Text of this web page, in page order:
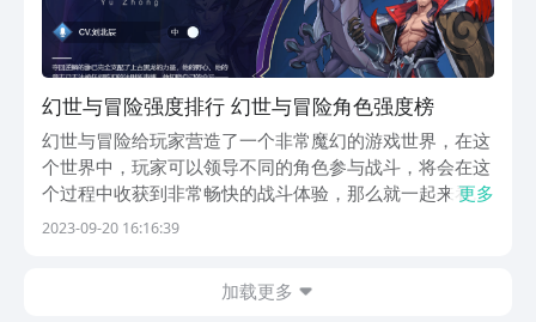
幻世与冒险强度排行 幻世与冒险角色强度榜
幻世与冒险给玩家营造了一个非常魔幻的游戏世界，在这
个世界中，玩家可以领导不同的角色参与战斗，将会在这
个过程中收获到非常畅快的战斗体验，那么就一起来看一
下幻世与冒险强度排行，只有在了解这些强度之后，才能
更多
2023-09-20 16:16:39
加载更多